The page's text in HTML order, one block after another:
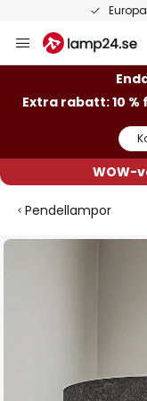
Hoppa
till
Extra rabatt: 10 %
WOW-
Pendellampor
Hoppa